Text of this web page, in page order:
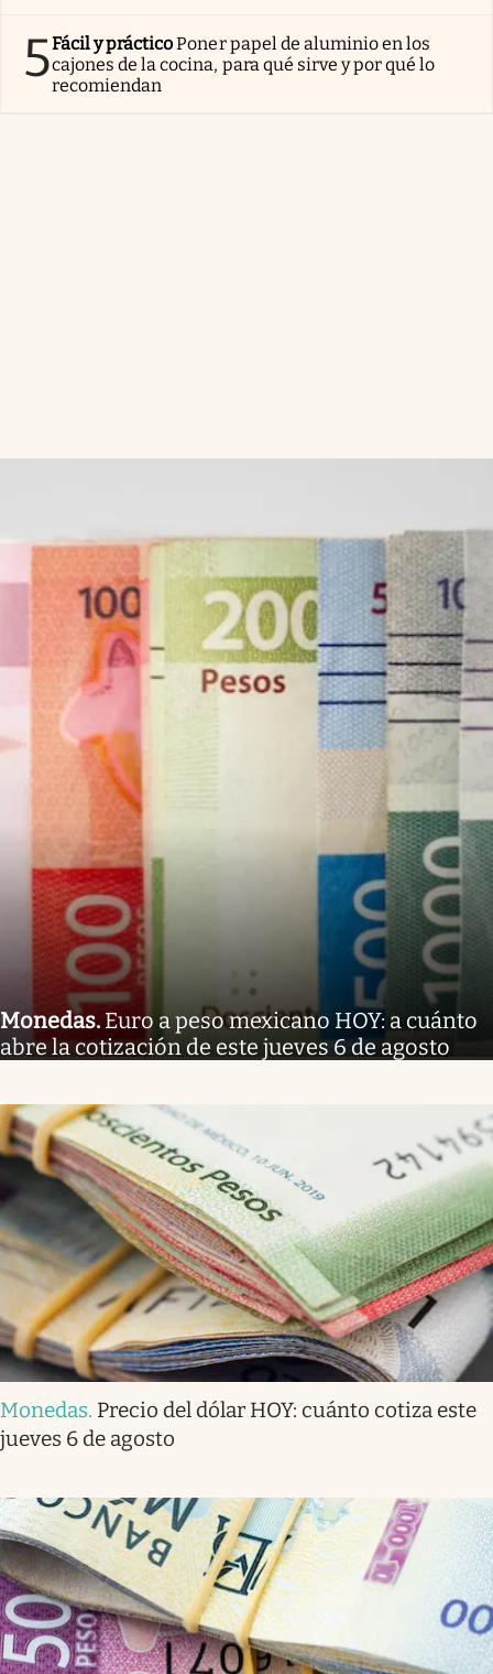
5Fácil y prácticoPoner papel de aluminio en los
cajones de la cocina, para qué sirve y por qué lo
recomiendan
Monedas. Euro a peso mexicano HOY: a cuánto
abre la cotización de este jueves 6 de agosto
Monedas. Precio del dólar HOY: cuánto cotiza este
jueves 6 de agosto